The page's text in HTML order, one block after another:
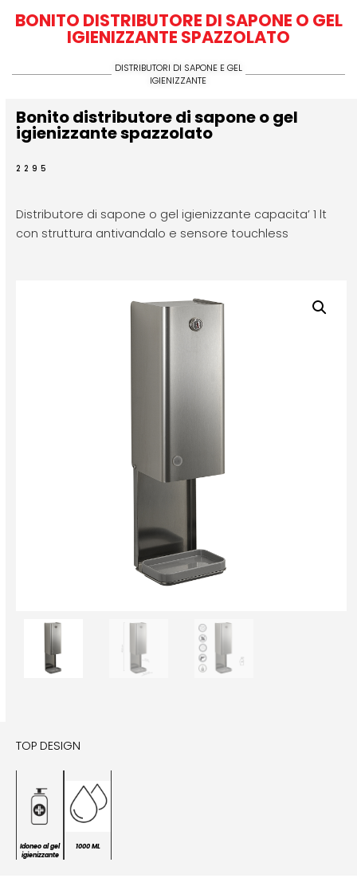
BONITO DISTRIBUTORE DI SAPONE O GEL
IGIENIZZANTE SPAZZOLATO
DISTRIBUTORI DI SAPONE E GEL
IGIENIZZANTE
Bonito distributore di sapone o gel
igienizzante spazzolato
2295
Distributore di sapone o gel igienizzante capacita’ 1 lt
con struttura antivandalo e sensore touchless
TOP DESIGN
Idoneo al gel
igienizzante
1000 ML